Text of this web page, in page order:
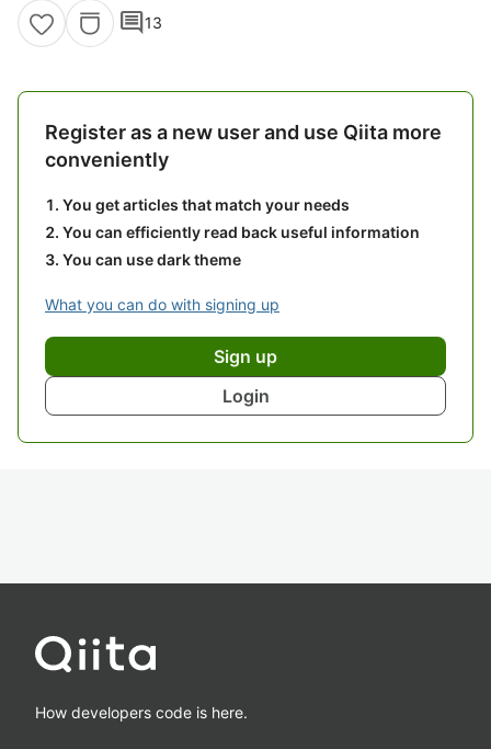
comment13
Register as a new user and use Qiita more
conveniently
You get articles that match your needs
You can efficiently read back useful information
You can use dark theme
What you can do with signing up
Sign up
Login
How developers code is here.